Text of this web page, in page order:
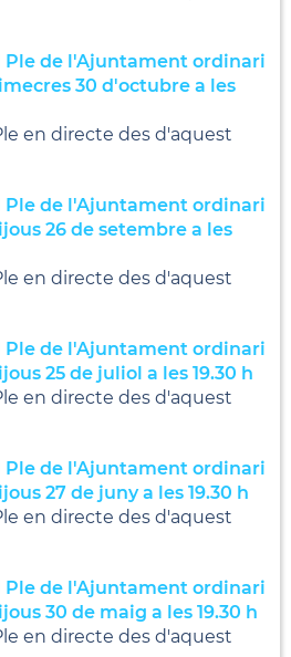
Ple de l'Ajuntament ordinari
30 d'octubre a les
en directe des d'aquest
Ple de l'Ajuntament ordinari
26 de setembre a les
en directe des d'aquest
Ple de l'Ajuntament ordinari
25 de juliol a les 19.30 h
en directe des d'aquest
Ple de l'Ajuntament ordinari
27 de juny a les 19.30 h
en directe des d'aquest
Ple de l'Ajuntament ordinari
30 de maig a les 19.30 h
en directe des d'aquest